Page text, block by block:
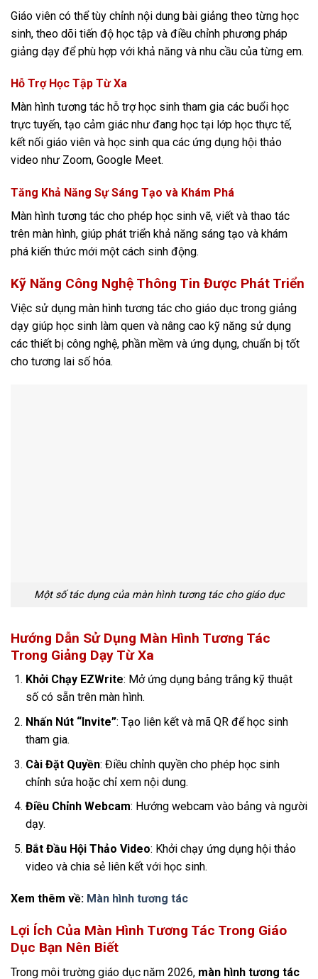
Giáo viên có thể tùy chỉnh nội dung bài giảng theo từng học
sinh, theo dõi tiến độ học tập và điều chỉnh phương pháp
giảng dạy để phù hợp với khả năng và nhu cầu của từng em​​.
Hỗ Trợ Học Tập Từ Xa
Màn hình tương tác hỗ trợ học sinh tham gia các buổi học
trực tuyến, tạo cảm giác như đang học tại lớp học thực tế,
kết nối giáo viên và học sinh qua các ứng dụng hội thảo
video như Zoom, Google Meet​​.
Tăng Khả Năng Sự Sáng Tạo và Khám Phá
Màn hình tương tác cho phép học sinh vẽ, viết và thao tác
trên màn hình, giúp phát triển khả năng sáng tạo và khám
phá kiến thức mới một cách sinh động.
Kỹ Năng Công Nghệ Thông Tin Được Phát Triển
Việc sử dụng màn hình tương tác cho giáo dục trong giảng
dạy giúp học sinh làm quen và nâng cao kỹ năng sử dụng
các thiết bị công nghệ, phần mềm và ứng dụng, chuẩn bị tốt
cho tương lai số hóa​​.
Một số tác dụng của màn hình tương tác cho giáo dục
Hướng Dẫn Sử Dụng Màn Hình Tương Tác
Trong Giảng Dạy Từ Xa
Khởi Chạy EZWrite: Mở ứng dụng bảng trắng kỹ thuật
số có sẵn trên màn hình.
Nhấn Nút “Invite”: Tạo liên kết và mã QR để học sinh
tham gia.
Cài Đặt Quyền: Điều chỉnh quyền cho phép học sinh
chỉnh sửa hoặc chỉ xem nội dung.
Điều Chỉnh Webcam: Hướng webcam vào bảng và người
dạy.
Bắt Đầu Hội Thảo Video: Khởi chạy ứng dụng hội thảo
video và chia sẻ liên kết với học sinh​​.
Xem thêm về: Màn hình tương tác
Lợi Ích Của Màn Hình Tương Tác Trong Giáo
Dục Bạn Nên Biết
Trong môi trường giáo dục năm 2026, màn hình tương tác